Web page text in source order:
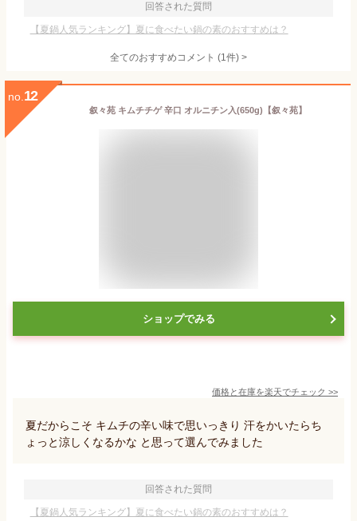
回答された質問
【夏鍋人気ランキング】夏に食べたい鍋の素のおすすめは？
全てのおすすめコメント (1件) >
no. 12
叙々苑 キムチチゲ 辛口 オルニチン入(650g)【叙々苑】
ショップでみる
価格と在庫を楽天でチェック >>
夏だからこそ キムチの辛い味で思いっきり 汗をかいたらち
ょっと涼しくなるかな と思って選んでみました
回答された質問
【夏鍋人気ランキング】夏に食べたい鍋の素のおすすめは？